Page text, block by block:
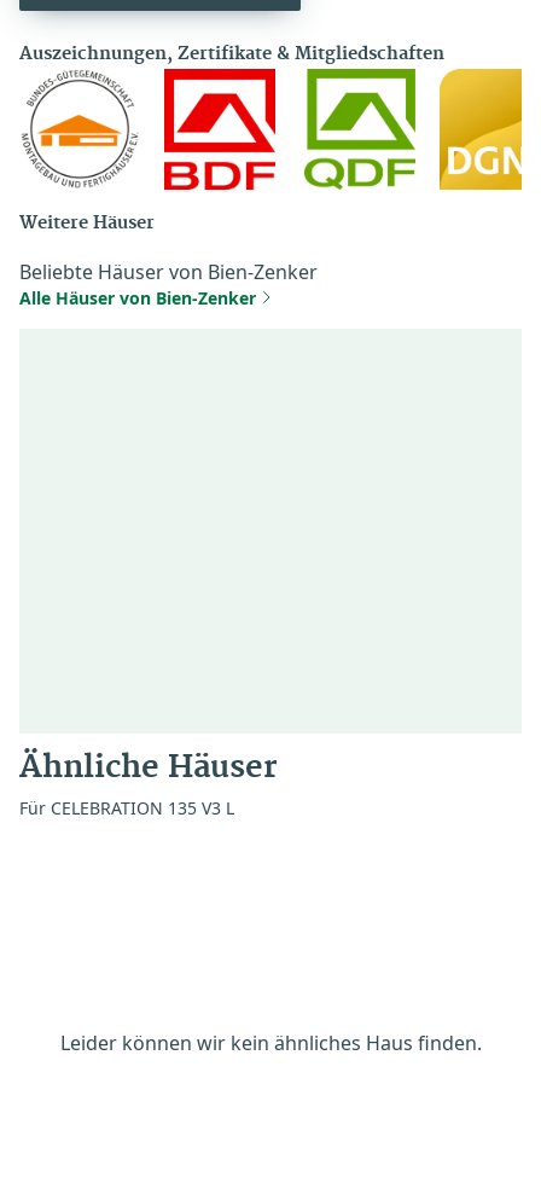
Auszeichnungen, Zertifikate & Mitgliedschaften
Weitere Häuser
Beliebte Häuser von Bien-Zenker
Alle Häuser von Bien-Zenker
Ähnliche Häuser
Für CELEBRATION 135 V3 L
Leider können wir kein ähnliches Haus finden.